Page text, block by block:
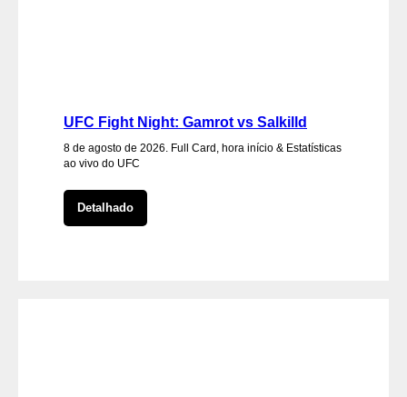
UFC Fight Night: Gamrot vs Salkilld
8 de agosto de 2026. Full Card, hora início & Estatísticas
ao vivo do UFC
Detalhado